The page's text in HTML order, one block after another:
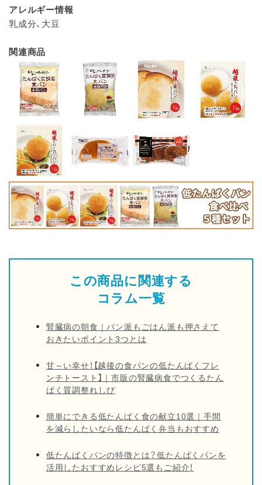
アレルギー情報
乳成分、大豆
関連商品
この商品に関連する
コラム一覧
腎臓病の朝食｜パン派もごはん派も押さえて
おきたいポイント3つとは
甘～い幸せ！【越後の食パンの低たんぱくフレ
ンチトースト】｜市販の腎臓病食でつくるたん
ぱく質調整れしぴ
簡単にできる低たんぱく食の献立10選｜手間
を減らしたいなら低たんぱく弁当もおすすめ
低たんぱくパンの特徴とは？低たんぱくパンを
活用したおすすめレシピ5選もご紹介！